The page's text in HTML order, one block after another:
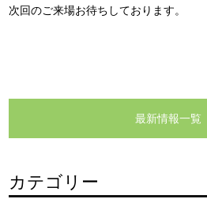
次回のご来場お待ちしております。
最新情報一覧
カテゴリー